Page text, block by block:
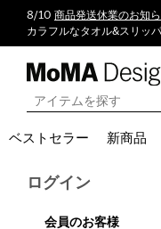
8/10 商品発送休業のお知
カラフルなタオル&スリッパ
ベストセラー 新商品
ログイン
会員のお客様